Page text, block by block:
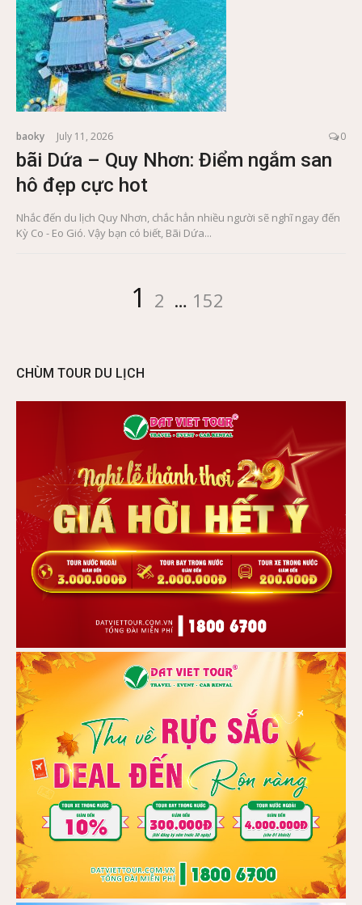
baoky July 11, 2026 0
bãi Dứa – Quy Nhơn: Điểm ngắm san
hô đẹp cực hot
Nhắc đến du lịch Quy Nhơn, chắc hẳn nhiều người sẽ nghĩ ngay đến
Kỳ Co - Eo Gió. Vậy bạn có biết, Bãi Dứa...
Page
1 Page
2 … Page
152
CHÙM TOUR DU LỊCH